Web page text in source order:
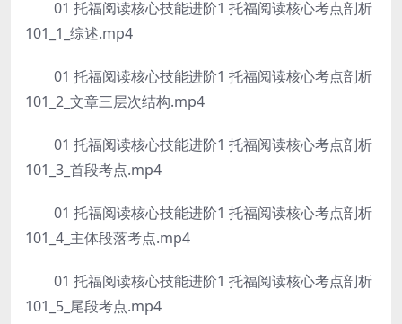
01 托福阅读核心技能进阶1 托福阅读核心考点剖析
101_1_综述.mp4
01 托福阅读核心技能进阶1 托福阅读核心考点剖析
101_2_文章三层次结构.mp4
01 托福阅读核心技能进阶1 托福阅读核心考点剖析
101_3_首段考点.mp4
01 托福阅读核心技能进阶1 托福阅读核心考点剖析
101_4_主体段落考点.mp4
01 托福阅读核心技能进阶1 托福阅读核心考点剖析
101_5_尾段考点.mp4